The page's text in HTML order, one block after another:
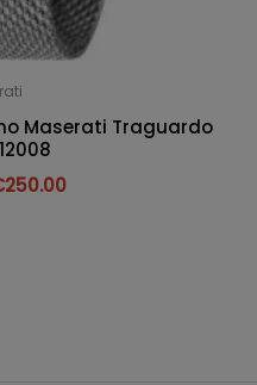
Maserati Traguardo
250.00